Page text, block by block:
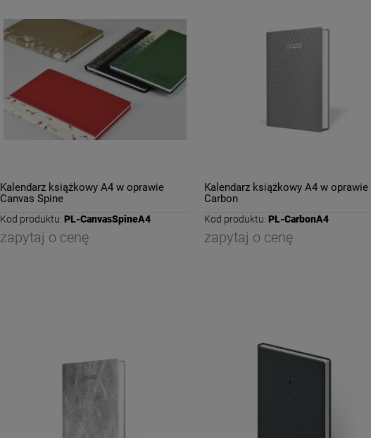
Kalendarz książkowy A4 w oprawie
Canvas Spine
Kod produktu: PL-CanvasSpineA4
zapytaj o cenę
Kalendarz książkowy A4 w oprawie
Carbon
Kod produktu: PL-CarbonA4
zapytaj o cenę